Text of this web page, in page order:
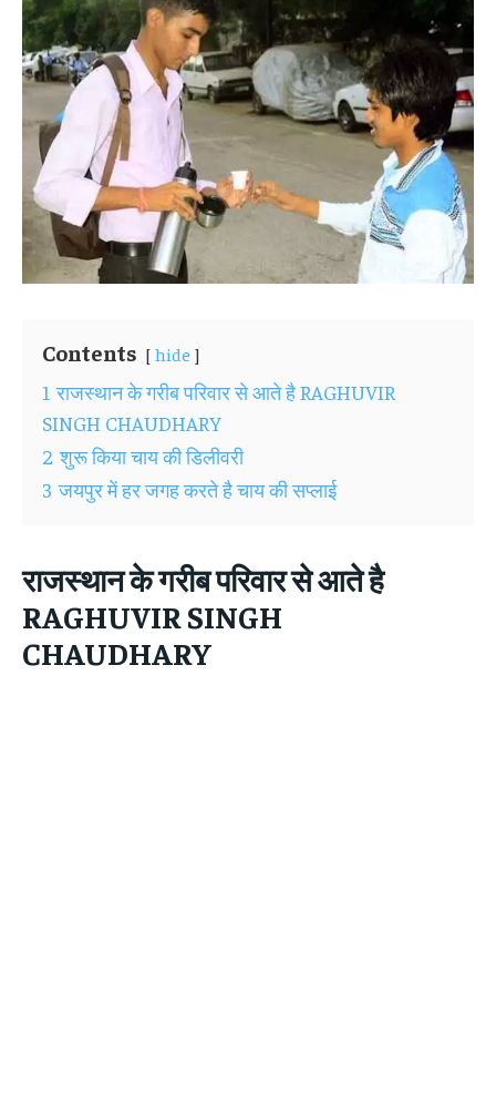
Contents hide
1 राजस्थान के गरीब परिवार से आते है RAGHUVIR
SINGH CHAUDHARY
2 शुरू किया चाय की डिलीवरी
3 जयपुर में हर जगह करते है चाय की सप्लाई
राजस्थान के गरीब परिवार से आते है
RAGHUVIR SINGH
CHAUDHARY